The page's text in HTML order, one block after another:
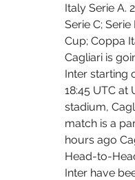
Italy Serie A.
Serie C;
Cup; Coppa
Cagliari is
Inter starting
18:45 UTC at
stadium,
match is a
hours ago
Head-to-
Inter have